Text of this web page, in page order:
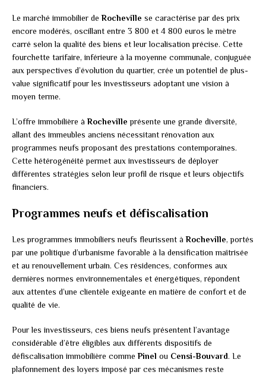
Le marché immobilier deRocheville se caractérise par des prix
encore modérés, oscillant entre 3 800 et 4 800 euros le mètre
carré selon la qualité des biens et leur localisation précise. Cette
fourchette tarifaire, inférieure à la moyenne communale, conjuguée
aux perspectives d’évolution du quartier, crée un potentiel de plus-
value significatif pour les investisseurs adoptant une vision à
moyen terme.
L’offre immobilière àRocheville présente une grande diversité,
allant des immeubles anciens nécessitant rénovation aux
programmes neufs proposant des prestations contemporaines.
Cette hétérogénéité permet aux investisseurs de déployer
différentes stratégies selon leur profil de risque et leurs objectifs
financiers.
Programmes neufs et défiscalisation
Les programmes immobiliers neufs fleurissent àRocheville, portés
par une politique d’urbanisme favorable à la densification maîtrisée
et au renouvellement urbain. Ces résidences, conformes aux
dernières normes environnementales et énergétiques, répondent
aux attentes d’une clientèle exigeante en matière de confort et de
qualité de vie.
Pour les investisseurs, ces biens neufs présentent l’avantage
considérable d’être éligibles aux différents dispositifs de
défiscalisation immobilière commePinel ou Censi-Bouvard. Le
plafonnement des loyers imposé par ces mécanismes reste